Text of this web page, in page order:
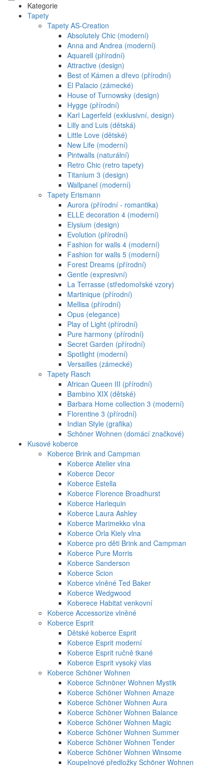
Kategorie
Tapety
Tapety AS-Creation
Absolutely Chic (moderní)
Anna and Andrea (moderní)
Aquarell (přírodní)
Attractive (design)
Best of Kámen a dřevo (přírodní)
El Palacio (zámecké)
House of Turnowsky (design)
Hygge (přírodní)
Karl Lagerfeld (exklusivní, design)
Lilly and Luis (dětská)
Little Love (dětské)
New Life (moderní)
Pintwalls (naturální)
Retro Chic (retro tapety)
Titanium 3 (design)
Wallpanel (moderní)
Tapety Erismann
Aurora (přírodní - romantika)
ELLE decoration 4 (moderní)
Elysium (design)
Evolution (přírodní)
Fashion for walls 4 (moderní)
Fashion for walls 5 (moderní)
Forest Dreams (přírodní)
Gentle (expresivní)
La Terrasse (středomořské vzory)
Martinique (přírodní)
Mellisa (přírodní)
Opus (elegance)
Play of Light (přírodní)
Pure harmony (přírodní)
Secret Garden (přírodní)
Spotlight (moderní)
Versailles (zámecké)
Tapety Rasch
African Queen III (přírodní)
Bambino XIX (dětské)
Barbara Home collection 3 (moderní)
Florentine 3 (přírodní)
Indian Style (grafika)
Schöner Wohnen (domácí značkové)
Kusové koberce
Koberce Brink and Campman
Koberce Atelier vlna
Koberce Decor
Koberce Estella
Koberce Florence Broadhurst
Koberce Harlequin
Koberce Laura Ashley
Koberce Marimekko vlna
Koberce Orla Kiely vlna
Koberce pro děti Brink and Campman
Koberce Pure Morris
Koberce Sanderson
Koberce Scion
Koberce vlněné Ted Baker
Koberce Wedgwood
Koberece Habitat venkovní
Koberce Accessorize vlněné
Koberce Esprit
Dětské koberce Esprit
Koberce Esprit moderní
Koberce Esprit ručně tkané
Koberce Esprit vysoký vlas
Koberce Schöner Wohnen
Koberce Schnöner Wohnen Mystik
Koberce Schöner Wohnen Amaze
Koberce Schöner Wohnen Aura
Koberce Schöner Wohnen Balance
Koberce Schöner Wohnen Magic
Koberce Schöner Wohnen Summer
Koberce Schöner Wohnen Tender
Koberce Schöner Wohnen Winsome
Koupelnové předložky Schöner Wohnen